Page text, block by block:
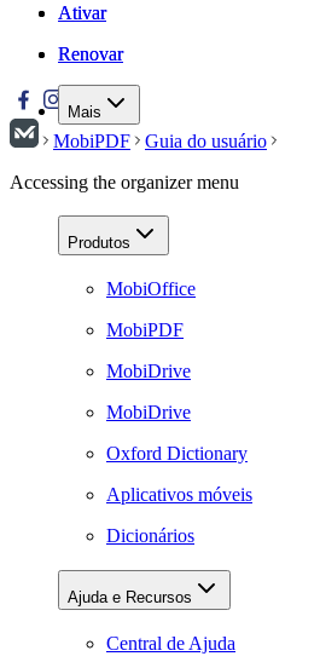
Ativar
Renovar
Mais
Ativar
Renovar
MobiPDF
Guia do usuário
Accessing the organizer menu
Produtos
MobiOffice
MobiPDF
MobiDrive
MobiDrive
Oxford Dictionary
Aplicativos móveis
Dicionários
Ajuda e Recursos
Central de Ajuda